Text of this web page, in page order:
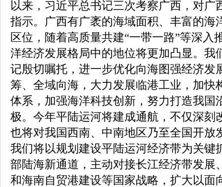
以来，习近平总书记三次考察广西，对广
指示。广西有广袤的海域面积、丰富的海
区位，随着高质量共建“一带一路”等深入
洋经济发展格局中的地位将更加凸显。我
记殷切嘱托，进一步优化向海图强经济发
筹、全域向海，大力发展临港工业，加快
体系，加强海洋科技创新，努力打造我国
极。今年平陆运河将建成通航，不仅深刻
也将对我国西南、中南地区乃至全国开放
我们将以规划建设平陆运河经济带为关键
部陆海新通道，主动对接长江经济带发展
和海南自贸港建设等国家战略，扩大以面